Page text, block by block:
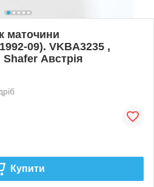
маточини
09). VKBA3235 ,
Shafer Австрія
Купити